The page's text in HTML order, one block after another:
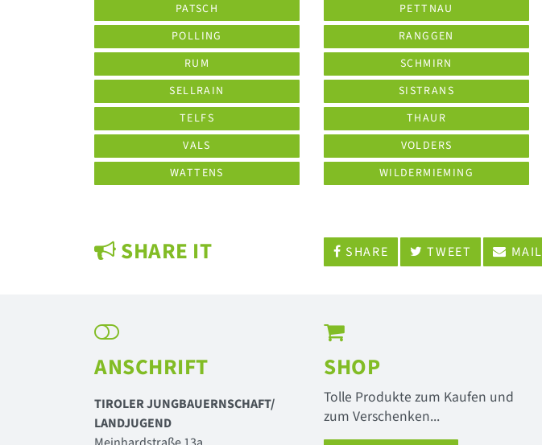
PATSCH
PETTNAU
POLLING
RANGGEN
RUM
SCHMIRN
SELLRAIN
SISTRANS
TELFS
THAUR
VALS
VOLDERS
WATTENS
WILDERMIEMING
SHARE IT SHARE TWEET MAIL
ANSCHRIFT
TIROLER JUNGBAUERNSCHAFT/
LANDJUGEND
SHOP
Tolle Produkte zum Kaufen und
zum Verschenken...